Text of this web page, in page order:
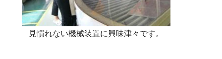
見慣れない機械装置に興味津々です。